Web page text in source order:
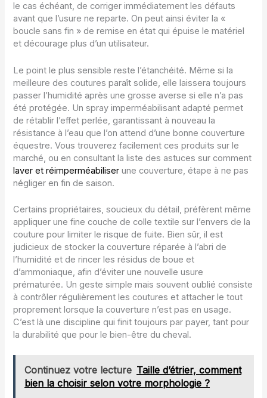
le cas échéant, de corriger immédiatement les défauts
avant que l’usure ne reparte. On peut ainsi éviter la «
boucle sans fin » de remise en état qui épuise le matériel
et décourage plus d’un utilisateur.
Le point le plus sensible reste l’étanchéité. Même si la
meilleure des coutures paraît solide, elle laissera toujours
passer l’humidité après une grosse averse si elle n’a pas
été protégée. Un spray imperméabilisant adapté permet
de rétablir l’effet perlée, garantissant à nouveau la
résistance à l’eau que l’on attend d’une bonne couverture
équestre. Vous trouverez facilement ces produits sur le
marché, ou en consultant la liste des astuces sur comment
laver et réimperméabiliser une couverture, étape à ne pas
négliger en fin de saison.
Certains propriétaires, soucieux du détail, préfèrent même
appliquer une fine couche de colle textile sur l’envers de la
couture pour limiter le risque de fuite. Bien sûr, il est
judicieux de stocker la couverture réparée à l’abri de
l’humidité et de rincer les résidus de boue et
d’ammoniaque, afin d’éviter une nouvelle usure
prématurée. Un geste simple mais souvent oublié consiste
à contrôler régulièrement les coutures et attacher le tout
proprement lorsque la couverture n’est pas en usage.
C’est là une discipline qui finit toujours par payer, tant pour
la durabilité que pour le bien-être du cheval.
Continuez votre lecture Taille d’étrier, comment
bien la choisir selon votre morphologie ?